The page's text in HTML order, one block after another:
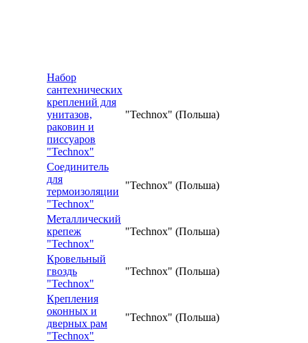
Набор
сантехнических
креплений для
унитазов,
раковин и
писсуаров
"Technox"
"Technox" (Польша)
Соединитель
для
термоизоляции
"Technox"
"Technox" (Польша)
Металлический
крепеж
"Technox"
"Technox" (Польша)
Кровельный
гвоздь
"Technox"
"Technox" (Польша)
Крепления
оконных и
дверных рам
"Technox"
"Technox" (Польша)